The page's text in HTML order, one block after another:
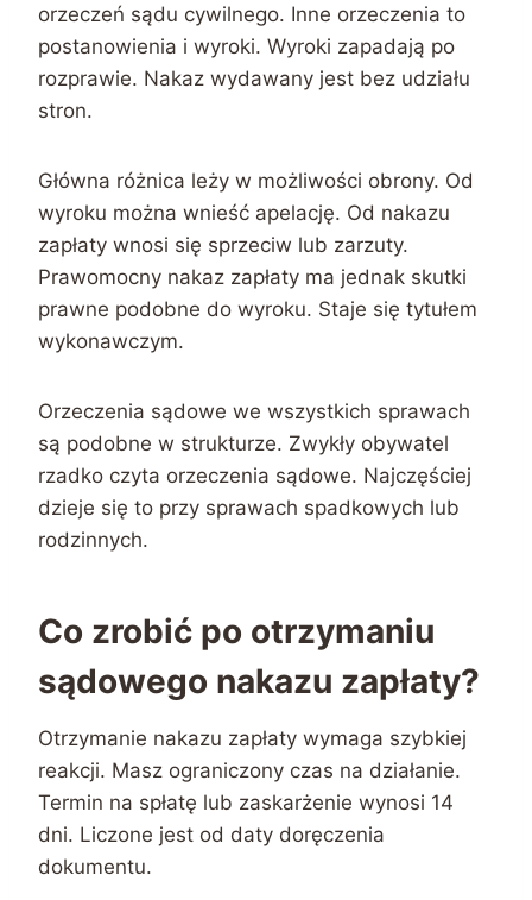
orzeczeń sądu cywilnego. Inne orzeczenia to
postanowienia i wyroki. Wyroki zapadają po
rozprawie. Nakaz wydawany jest bez udziału
stron.
Główna różnica leży w możliwości obrony. Od
wyroku można wnieść apelację. Od nakazu
zapłaty wnosi się sprzeciw lub zarzuty.
Prawomocny nakaz zapłaty ma jednak skutki
prawne podobne do wyroku. Staje się tytułem
wykonawczym.
Orzeczenia sądowe we wszystkich sprawach
są podobne w strukturze. Zwykły obywatel
rzadko czyta orzeczenia sądowe. Najczęściej
dzieje się to przy sprawach spadkowych lub
rodzinnych.
Co zrobić po otrzymaniu
sądowego nakazu zapłaty?
Otrzymanie nakazu zapłaty wymaga szybkiej
reakcji. Masz ograniczony czas na działanie.
Termin na spłatę lub zaskarżenie wynosi 14
dni. Liczone jest od daty doręczenia
dokumentu.